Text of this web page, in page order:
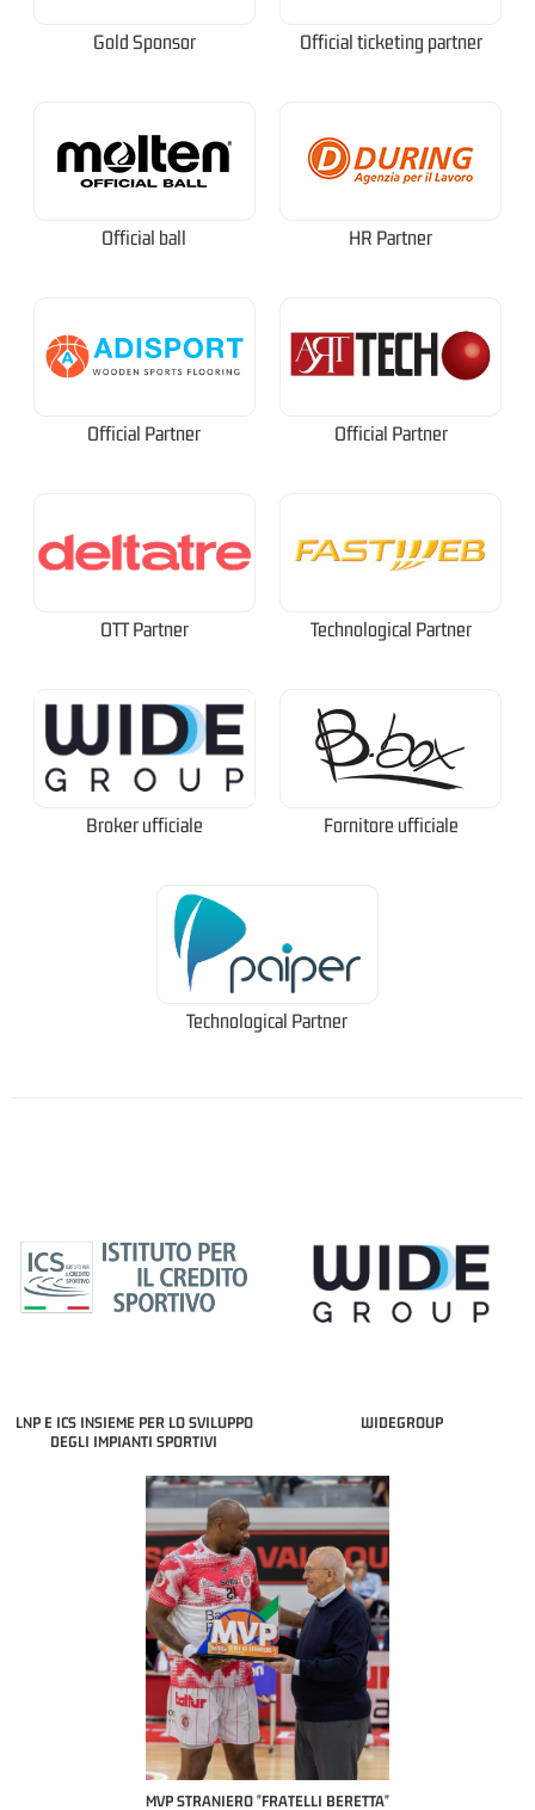
Gold Sponsor Official ticketing partner
Official ball HR Partner
Official Partner Official Partner
OTT Partner Technological Partner
Broker ufficiale Fornitore ufficiale
Technological Partner
LNP E ICS INSIEME PER LO SVILUPPO
DEGLI IMPIANTI SPORTIVI
WIDEGROUP
"FRATELLI BERETTA"
MVP "FRATELLI BERETTA" SAMUEL